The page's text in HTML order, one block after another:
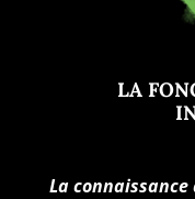
LA
La